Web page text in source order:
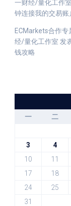
一财经/量化工作室
钟连接我的交易账
ECMarkets合作
经/量化工作室 发
钱攻略
一
二
3
4
10
11
17
18
24
25
31